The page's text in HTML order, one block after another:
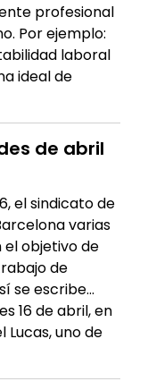
profesional
Por ejemplo:
laboral
ideal de
de abril
el sindicato de
varias
objetivo de
de
se escribe…
16 de abril, en
Lucas, uno de